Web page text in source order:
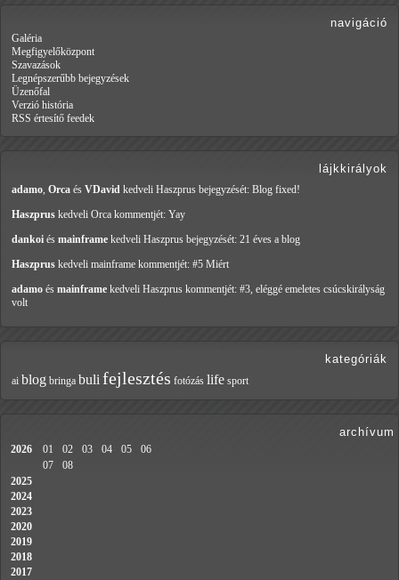
navigáció
Galéria
Megfigyelőközpont
Szavazások
Legnépszerűbb bejegyzések
Üzenőfal
Verzió história
RSS értesítő feedek
lájkkirályok
adamo, Orca és VDavid kedveli Haszprus bejegyzését: Blog fixed!
Haszprus kedveli Orca kommentjét: Yay
dankoi és mainframe kedveli Haszprus bejegyzését: 21 éves a blog
Haszprus kedveli mainframe kommentjét: #5 Miért
adamo és mainframe kedveli Haszprus kommentjét: #3, eléggé emeletes csúcskirályság
volt
kategóriák
ai blog bringa buli fejlesztés fotózás life sport
archívum
2026 01 02 03 04 05
06
07
08
2025
2024
2023
2020
2019
2018
2017